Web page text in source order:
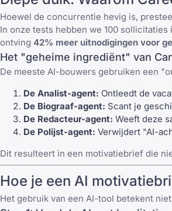
Hoewel de concurrentie hevig is,
In onze tests hebben we 100
ontving 42% meer uitnodigingen voor
Het "geheime ingrediënt" van
De meeste AI-bouwers gebruiken een
De Analist-agent: Ontleedt de
De Biograaf-agent: Scant je
De Redacteur-agent: Weeft deze
De Polijst-agent: Verwijdert "AI-
Dit resulteert in een motivatiebrief die
Hoe je een AI
Het gebruik van een AI-tool betekent